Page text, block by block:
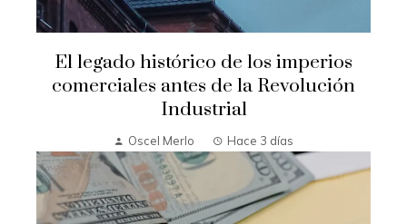
El legado histórico de los imperios
comerciales antes de la Revolución
Industrial
Oscel Merlo Hace 3 días